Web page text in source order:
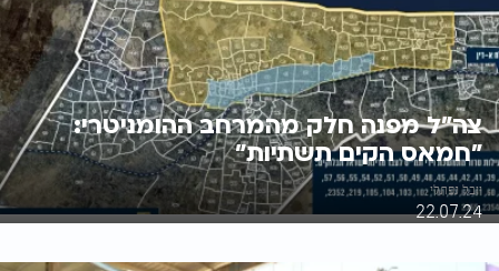
צה"ל מפנה חלק מהמרחב ההומניטרי:
"חמאס הקים תשתיות"
יובל נפתלי
22.07.24